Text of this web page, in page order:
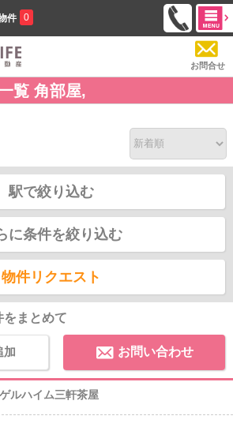
件 0
お問合せ
覧 角部屋,
駅で絞り込む
に条件を絞り込む
物件リクエスト
をまとめて
加 お問い合わせ
ルハイム三軒茶屋